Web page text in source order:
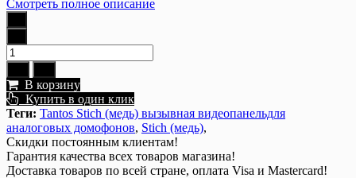
Смотреть полное описание
В корзину
Купить в один клик
Теги: Tantos Stich (медь) вызывная видеопанельдля
аналоговых домофонов, Stich (медь),
Скидки постоянным клиентам!
Гарантия качества всех товаров магазина!
Доставка товаров по всей стране, оплата Visa и Mastercard!